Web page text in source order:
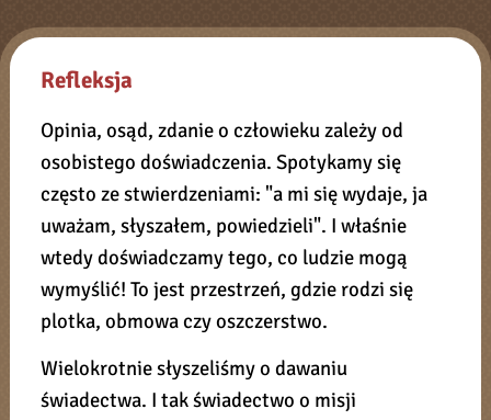
Refleksja
Opinia, osąd, zdanie o człowieku zależy od
osobistego doświadczenia. Spotykamy się
często ze stwierdzeniami: "a mi się wydaje, ja
uważam, słyszałem, powiedzieli". I właśnie
wtedy doświadczamy tego, co ludzie mogą
wymyślić! To jest przestrzeń, gdzie rodzi się
plotka, obmowa czy oszczerstwo.
Wielokrotnie słyszeliśmy o dawaniu
świadectwa. I tak świadectwo o misji